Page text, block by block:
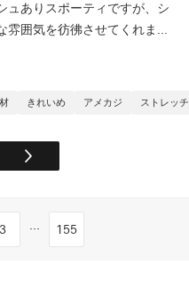
ュありスポーティですが、シ
雰囲気を彷彿させてくれま...
きれいめ アメカジ ストレッチ
3 ... 155